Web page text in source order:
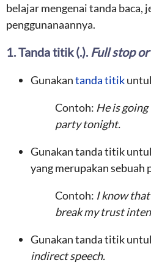
belajar mengenai tanda baca,
penggunanaannya.
1. Tanda titik (.). Full stop
Gunakantanda titik
Contoh: He is
party tonight.
Gunakan tanda titik
yang merupakan sebuah
Contoh: I know
break my trust
Gunakan tanda titik
indirect speech.